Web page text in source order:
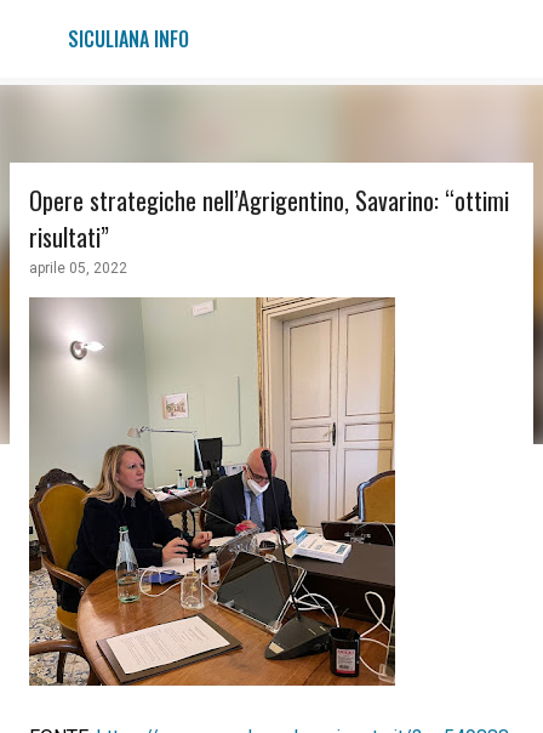
Passa ai contenuti principali
SICULIANA INFO
Opere strategiche nell’Agrigentino, Savarino: “ottimi
risultati”
aprile 05, 2022